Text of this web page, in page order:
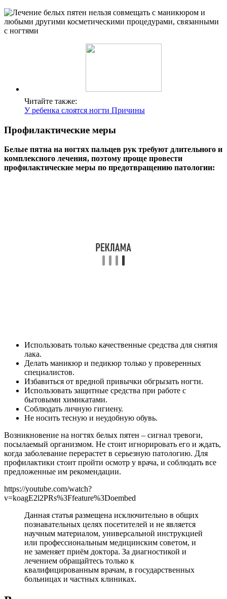
Читайте также:
У ребенка слоятся ногти Причины
Профилактические меры
Белые пятна на ногтях пальцев рук требуют длительного и
комплексного лечения, поэтому проще провести
профилактические меры по предотвращению патологии:
Использовать только качественные средства для снятия
лака.
Делать маникюр и педикюр только у проверенных
специалистов.
Избавиться от вредной привычки обгрызать ногти.
Использовать защитные средства при работе с
бытовыми химикатами.
Соблюдать личную гигиену.
Не носить тесную и неудобную обувь.
Возникновение на ногтях белых пятен – сигнал тревоги,
посылаемый организмом. Не стоит игнорировать его и ждать,
когда заболевание перерастет в серьезную патологию. Для
профилактики стоит пройти осмотр у врача, и соблюдать все
предложенные им рекомендации.
https://youtube.com/watch?
v=koagE2l2PRs%3Ffeature%3Doembed
Данная статья размещена исключительно в общих
познавательных целях посетителей и не является
научным материалом, универсальной инструкцией
или профессиональным медицинским советом, и
не заменяет приём доктора. За диагностикой и
лечением обращайтесь только к
квалифицированным врачам, в государственных
больницах и частных клиниках.